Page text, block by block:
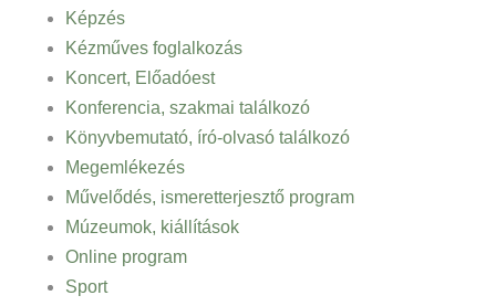
Képzés
Kézműves foglalkozás
Koncert, Előadóest
Konferencia, szakmai találkozó
Könyvbemutató, író-olvasó találkozó
Megemlékezés
Művelődés, ismeretterjesztő program
Múzeumok, kiállítások
Online program
Sport